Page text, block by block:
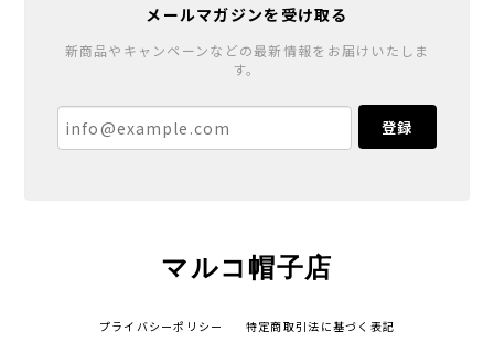
メールマガジンを受け取る
新商品やキャンペーンなどの最新情報をお届けいたしま
す。
登録
マルコ帽子店
プライバシーポリシー 特定商取引法に基づく表記